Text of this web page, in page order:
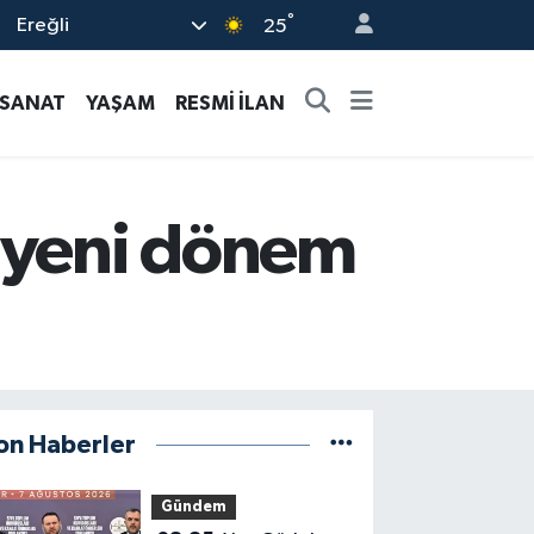
Ereğli 25°
YAŞAM RESMİ İLAN
dönem
Haberler
Gündem